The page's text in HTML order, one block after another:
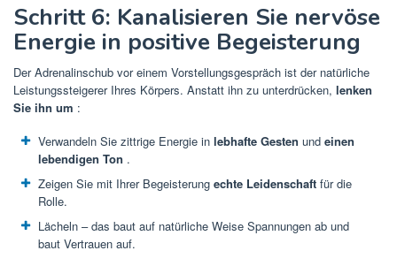
Schritt 6: Kanalisieren Sie nervöse
Energie in positive Begeisterung
Der Adrenalinschub vor einem Vorstellungsgespräch ist der natürliche
Leistungssteigerer Ihres Körpers. Anstatt ihn zu unterdrücken, lenken
Sie ihn um :
Verwandeln Sie zittrige Energie in lebhafte Gesten und einen
lebendigen Ton .
Zeigen Sie mit Ihrer Begeisterung echte Leidenschaft für die
Rolle.
Lächeln – das baut auf natürliche Weise Spannungen ab und
baut Vertrauen auf.